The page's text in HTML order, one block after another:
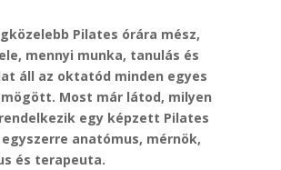
Pilates órára mész,
mennyi munka, tanulás és
áll az oktatód minden egyes
Most már látod, milyen
egy képzett Pilates
anatómus, mérnök,
és terapeuta.